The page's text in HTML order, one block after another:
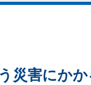
災害にか